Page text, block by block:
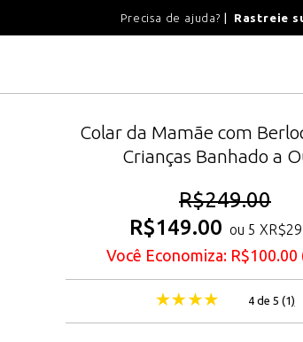
100 DIAS PARA DEVOLUÇÃOPrecisa de ajuda? Rastreie
Colar da Mamãe com
Crianças Banhado a
R$249.00
R$149.00 ou 5 XR$
Você Economiza: R$100.00
4 de 5 (1)